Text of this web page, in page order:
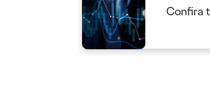
Confira